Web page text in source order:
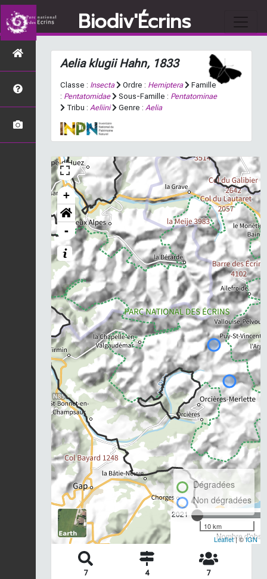
Biodiv'Écrins
Aelia klugiiHahn, 1833
Classe : Insecta Ordre : Hemiptera
Famille
: Pentatomidae Sous-Famille : Pentatominae
Tribu : Aeliini Genre : Aelia
+
-
2021
Nombre
Dégradées
Non dégradées
10 km
Leaflet| ©IGN
7 4 7